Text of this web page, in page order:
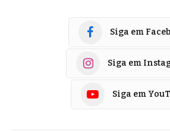
Siga em
Siga em
Siga em